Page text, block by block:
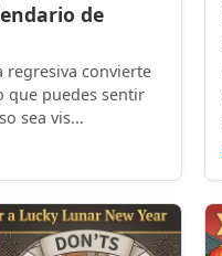
de
regresiva convierte
que puedes sentir
sea vis...